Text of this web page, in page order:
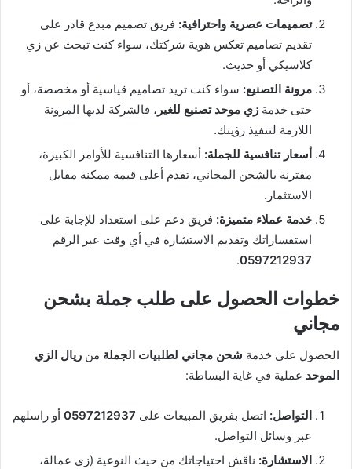
تصميمات عصرية واحترافية: فريق تصميم مبدع قادر على
تقديم تصاميم تعكس هوية شركتك، سواء كنت تبحث عن زي
كلاسيكي أو حديث.
مرونة التصنيع: سواء كنت تريد تصاميم قياسية أو مخصصة، أو
حتى خدمة زي موحد تصنيع للغير ، فالشركة لديها المرونة
اللازمة لتنفيذ رؤيتك.
أسعار تنافسية للجملة: أسعارها التنافسية للأوامر الكبيرة،
مقترنة بالشحن المجاني، تقدم أعلى قيمة ممكنة مقابل
الاستثمار.
خدمة عملاء متميزة: فريق دعم على استعداد للإجابة على
استفساراتك وتقديم الاستشارة في أي وقت عبر الرقم
0597212937
.
خطوات الحصول على طلب جملة بشحن
مجاني
الحصول على خدمة شحن مجاني لطلبيات الجملة من ريال الزي
الموحد عملية في غاية البساطة:
التواصل: اتصل بفريق المبيعات على 0597212937 أو راسلهم
عبر وسائل التواصل.
الاستشارة: ناقش احتياجاتك من حيث النوعية (زي عمالة،